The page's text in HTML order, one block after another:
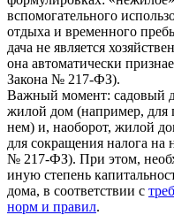
вспомогательного
отдыха и временного
дача не является
она автоматически
Закона № 217-ФЗ).
Важный момент: садовый
жилой дом (например, для
нем) и, наоборот, жилой
для сокращения налога на
№ 217-ФЗ). При этом,
иную степень
дома, в соответствии с
норм и правил.